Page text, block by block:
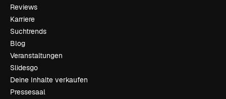
Reviews
Karriere
Suchtrends
Blog
Veranstaltungen
Slidesgo
Deine Inhalte verkaufen
Pressesaal